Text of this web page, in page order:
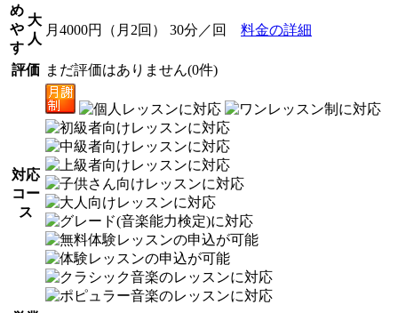
め
や
す
大
人
月4000円（月2回） 30分／回 料金の詳細
評価 まだ評価はありません(0件)
対応
コー
ス